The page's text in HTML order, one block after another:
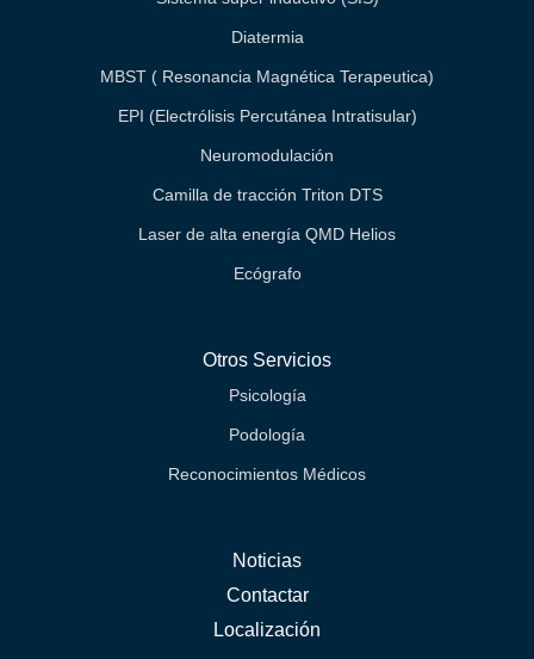
Diatermia
MBST ( Resonancia Magnética Terapeutica)
EPI (Electrólisis Percutánea Intratisular)
Neuromodulación
Camilla de tracción Triton DTS
Laser de alta energía QMD Helios
Ecógrafo
Otros Servicios
Psicología
Podología
Reconocimientos Médicos
Noticias
Contactar
Localización